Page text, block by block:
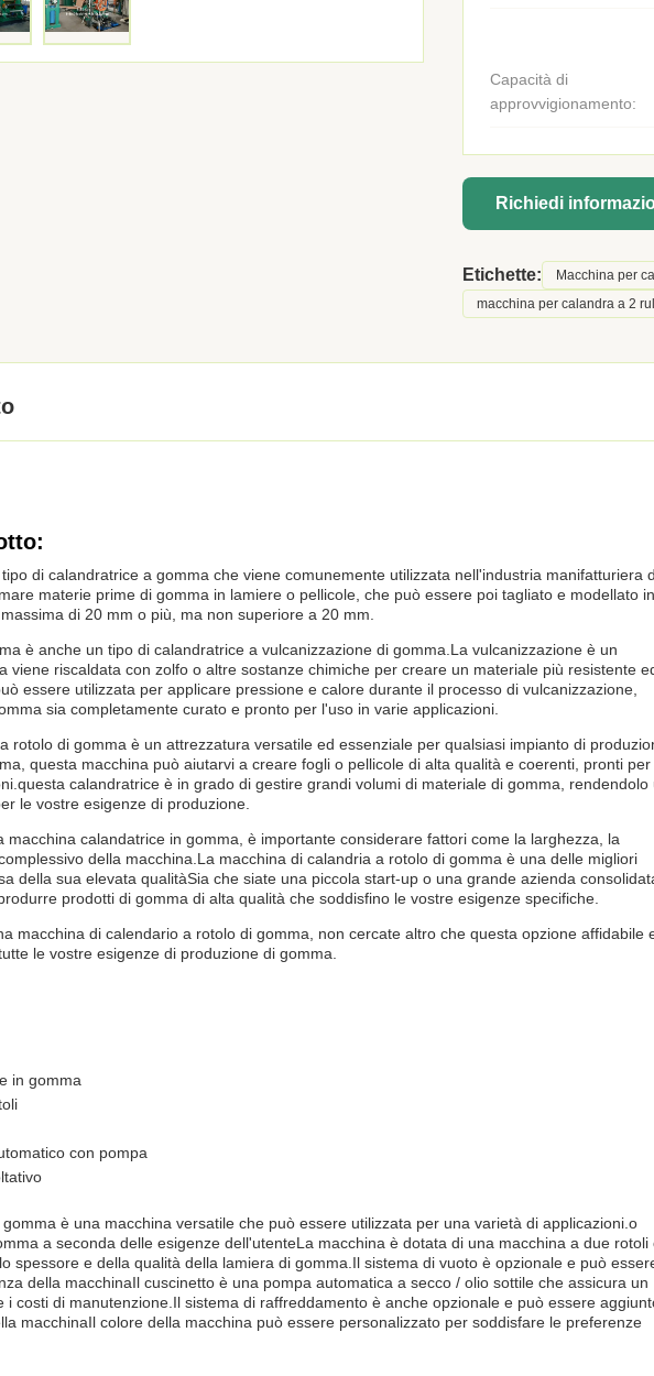
Capacità di
approvvigionamento:
Richiedi
Etichette: Macchina per
macchina per calandra a 2
di calandratrice a gomma che viene comunemente utilizzata nell'industria manifatturiera
materie prime di gomma in lamiere o pellicole, che può essere poi tagliato e modellato in
di 20 mm o più, ma non superiore a 20 mm.
è anche un tipo di calandratrice a vulcanizzazione di gomma.La vulcanizzazione è un
viene riscaldata con zolfo o altre sostanze chimiche per creare un materiale più resistente
essere utilizzata per applicare pressione e calore durante il processo di vulcanizzazione,
sia completamente curato e pronto per l'uso in varie applicazioni.
rotolo di gomma è un attrezzatura versatile ed essenziale per qualsiasi impianto di
questa macchina può aiutarvi a creare fogli o pellicole di alta qualità e coerenti, pronti per
calandratrice è in grado di gestire grandi volumi di materiale di gomma, rendendolo
le vostre esigenze di produzione.
macchina calandatrice in gomma, è importante considerare fattori come la larghezza, la
della macchina.La macchina di calandria a rotolo di gomma è una delle migliori
della sua elevata qualitàSia che siate una piccola start-up o una grande azienda
prodotti di gomma di alta qualità che soddisfino le vostre esigenze specifiche.
macchina di calendario a rotolo di gomma, non cercate altro che questa opzione affidabile
le vostre esigenze di produzione di gomma.
in gomma
con pompa
è una macchina versatile che può essere utilizzata per una varietà di applicazioni.o
a seconda delle esigenze dell'utenteLa macchina è dotata di una macchina a due rotoli
spessore e della qualità della lamiera di gomma.Il sistema di vuoto è opzionale e può
della macchinaIl cuscinetto è una pompa automatica a secco / olio sottile che assicura un
i costi di manutenzione.Il sistema di raffreddamento è anche opzionale e può essere
macchinaIl colore della macchina può essere personalizzato per soddisfare le preferenze